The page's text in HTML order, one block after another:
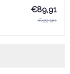
€89,91
€99,90